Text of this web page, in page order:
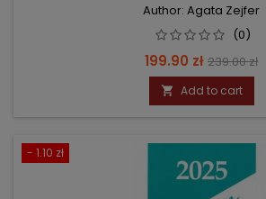
Author: Agata Zejfer
(0)
Price
199.90 zł Regular
price
239.00 zł
 Add to cart
- 1.10 zł